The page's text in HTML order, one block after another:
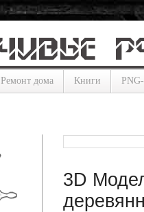
Ремонт дома Книги
3D